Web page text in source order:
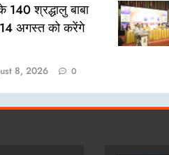
श्रद्धालु बाबा
14 अगस्त को करेंगे
8, 2026 0